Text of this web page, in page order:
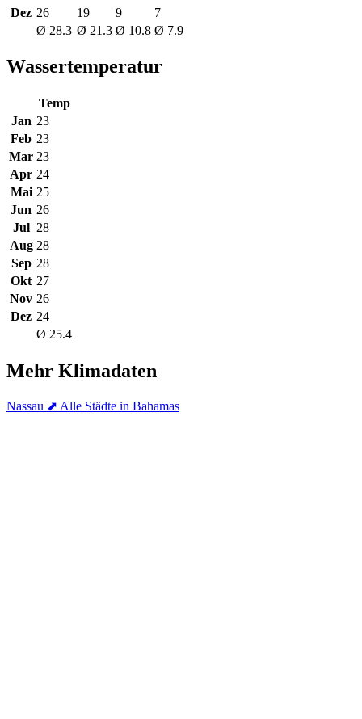
Dez 26 19 9
7
Ø 28.3 Ø 21.3 Ø 10.8 Ø 7.9
Wassertemperatur
Temp
Jan 23
Feb 23
Mar 23
Apr 24
Mai 25
Jun 26
Jul 28
Aug 28
Sep 28
Okt 27
Nov 26
Dez 24
Ø 25.4
Mehr Klimadaten
Nassau ⬈ Alle Städte in Bahamas